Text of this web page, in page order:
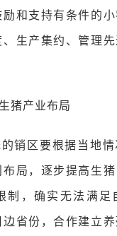
和支持有条件的
生产集约、管理
猪产业布局
销区要根据当地
局，逐步提高生
制，确实无法满足
省份，合作建立